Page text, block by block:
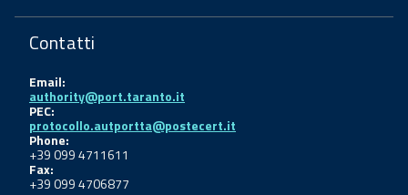
Contatti
Email:
authority@port.taranto.it
PEC:
protocollo.autportta@postecert.it
Phone:
+39 099 4711611
Fax:
+39 099 4706877